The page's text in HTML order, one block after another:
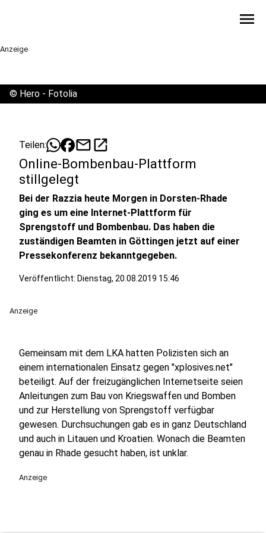
menu
Anzeige
© Hero - Fotolia
Teilen: mailopen_in_new
Online-Bombenbau-Plattform
stillgelegt
Bei der Razzia heute Morgen in Dorsten-Rhade
ging es um eine Internet-Plattform für
Sprengstoff und Bombenbau. Das haben die
zuständigen Beamten in Göttingen jetzt auf einer
Pressekonferenz bekanntgegeben.
Veröffentlicht: Dienstag, 20.08.2019 15:46
Anzeige
Gemeinsam mit dem LKA hatten Polizisten sich an
einem internationalen Einsatz gegen "xplosives.net"
beteiligt. Auf der freizugänglichen Internetseite seien
Anleitungen zum Bau von Kriegswaffen und Bomben
und zur Herstellung von Sprengstoff verfügbar
gewesen. Durchsuchungen gab es in ganz Deutschland
und auch in Litauen und Kroatien. Wonach die Beamten
genau in Rhade gesucht haben, ist unklar.
Anzeige